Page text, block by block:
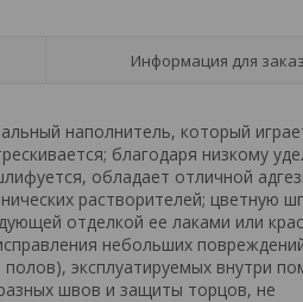
Информация для
наполнитель, который
благодаря низкому
обладает отличной
растворителей; цветную
отделкой ее лаками или
небольших
эксплуатируемых внутри
швов и защиты торцов, не